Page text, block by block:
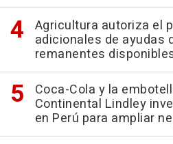
Agricultura autoriza el
adicionales de ayudas
remanentes
Coca-Cola y la
Continental Lindley
en Perú para ampliar